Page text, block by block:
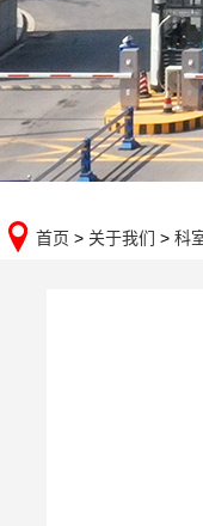
首页 > 关于我们 > 科